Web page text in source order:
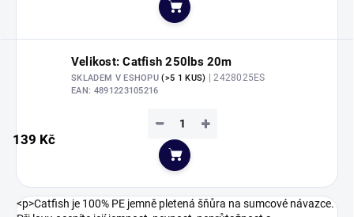
Do košíku
Velikost: Catfish 250lbs 20m
SKLADEM V ESHOPU(>5 1 KUS) | 2428025ES
EAN: 4891223105216
139 Kč
+
−
Do košíku
<p>Catfish je 100% PE jemně pletená šňůra na sumcové návazce.